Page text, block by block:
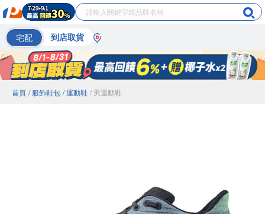
宅配 到店取貨
首頁 / 服飾鞋包 / 運動鞋 / 男運動鞋